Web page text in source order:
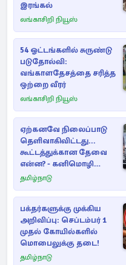
இரங்கல்
லங்காசிறி நியூஸ்
54 ஓட்டங்களில் சுருண்டு
படுதோல்வி:
வங்காளதேசத்தை சரித்த
ஒற்றை வீரர்
லங்காசிறி நியூஸ்
ஏற்கனவே நிலைப்பாடு
தெளிவாகிவிட்டது...
கூட்டத்துக்கான தேவை
என்ன? - கனிமொழி
விமர்சனம்
தமிழ்நாடு
பக்தர்களுக்கு முக்கிய
அறிவிப்பு: செப்டம்பர் 1
முதல் கோயில்களில்
மொபைலுக்கு தடை!
தமிழ்நாடு